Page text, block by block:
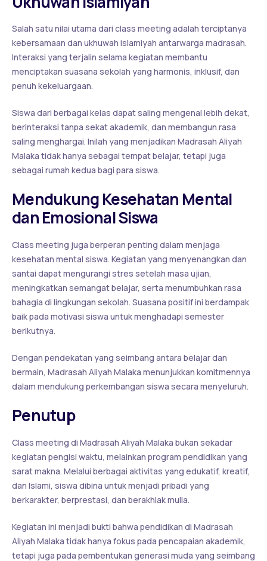
Salah satu nilai utama dari class meeting adalah terciptanya
kebersamaan dan ukhuwah islamiyah antarwarga madrasah.
Interaksi yang terjalin selama kegiatan membantu
menciptakan suasana sekolah yang harmonis, inklusif, dan
penuh kekeluargaan.
Siswa dari berbagai kelas dapat saling mengenal lebih dekat,
berinteraksi tanpa sekat akademik, dan membangun rasa
saling menghargai. Inilah yang menjadikan Madrasah Aliyah
Malaka tidak hanya sebagai tempat belajar, tetapi juga
sebagai rumah kedua bagi para siswa.
Mendukung Kesehatan Mental
dan Emosional Siswa
Class meeting juga berperan penting dalam menjaga
kesehatan mental siswa. Kegiatan yang menyenangkan dan
santai dapat mengurangi stres setelah masa ujian,
meningkatkan semangat belajar, serta menumbuhkan rasa
bahagia di lingkungan sekolah. Suasana positif ini berdampak
baik pada motivasi siswa untuk menghadapi semester
berikutnya.
Dengan pendekatan yang seimbang antara belajar dan
bermain, Madrasah Aliyah Malaka menunjukkan komitmennya
dalam mendukung perkembangan siswa secara menyeluruh.
Penutup
Class meeting di Madrasah Aliyah Malaka bukan sekadar
kegiatan pengisi waktu, melainkan program pendidikan yang
sarat makna. Melalui berbagai aktivitas yang edukatif, kreatif,
dan Islami, siswa dibina untuk menjadi pribadi yang
berkarakter, berprestasi, dan berakhlak mulia.
Kegiatan ini menjadi bukti bahwa pendidikan di Madrasah
Aliyah Malaka tidak hanya fokus pada pencapaian akademik,
tetapi juga pada pembentukan generasi muda yang seimbang